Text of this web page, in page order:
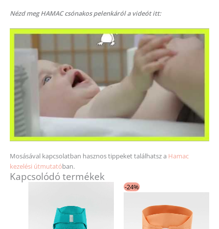
Nézd meg HAMAC csónakos pelenkáról a videót itt:
Mosásával kapcsolatban hasznos tippeket találhatsz a Hamac
kezelési útmutatóban.
Kapcsolódó termékek
-24%
13
120 Ft.
9
990 Ft.
terméknek
több